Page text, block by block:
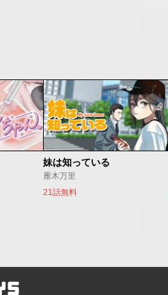
妹は知っている
雁木万里
21話無料